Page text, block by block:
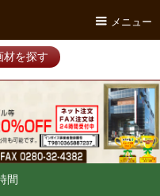
メニュー
材を探す
間